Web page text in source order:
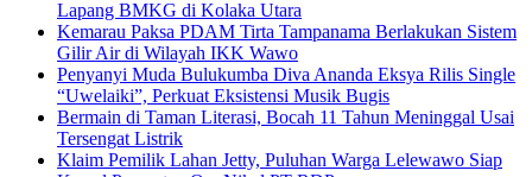
Lapang BMKG di Kolaka Utara
Kemarau Paksa PDAM Tirta Tampanama Berlakukan Sistem
Gilir Air di Wilayah IKK Wawo
Penyanyi Muda Bulukumba Diva Ananda Eksya Rilis Single
“Uwelaiki”, Perkuat Eksistensi Musik Bugis
Bermain di Taman Literasi, Bocah 11 Tahun Meninggal Usai
Tersengat Listrik
Klaim Pemilik Lahan Jetty, Puluhan Warga Lelewawo Siap